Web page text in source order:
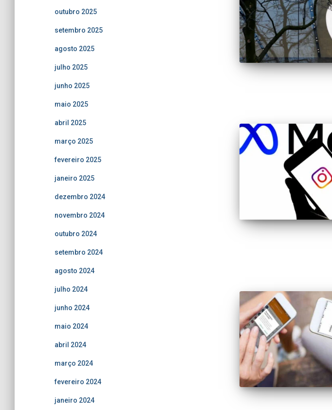
outubro 2025
setembro 2025
agosto 2025
julho 2025
junho 2025
maio 2025
abril 2025
março 2025
fevereiro 2025
janeiro 2025
dezembro 2024
novembro 2024
outubro 2024
setembro 2024
agosto 2024
julho 2024
junho 2024
maio 2024
abril 2024
março 2024
fevereiro 2024
janeiro 2024